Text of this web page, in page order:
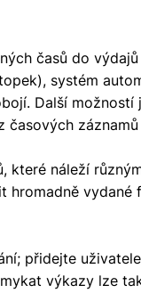
časů do
systém
Další možností
časových záznamů
které náleží
vydané
přidejte
výkazy lze